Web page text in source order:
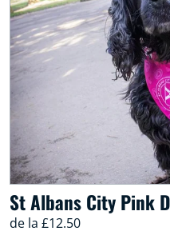
St Albans City Pink
de la £12.50